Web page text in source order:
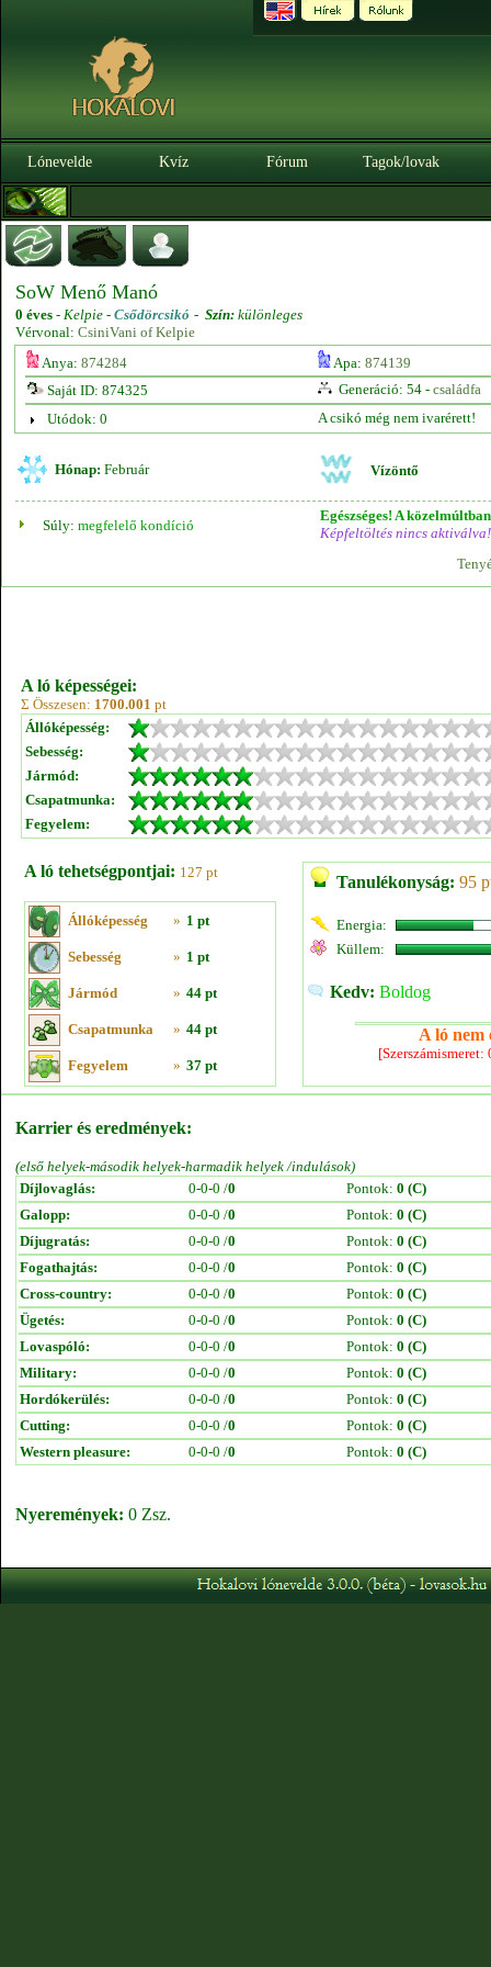
Lónevelde Kvíz Fórum Tagok/lovak
SoW Menő Manó
0 éves - Kelpie - Csődörcsikó - Szín: különleges
Vérvonal: CsiniVani of Kelpie
Anya: 874284 Apa: 874139
Saját ID: 874325
Generáció: 54 - családfa
Utódok: 0
A csikó még nem ivarérett!
Hónap: Február Vízöntő
Súly: megfelelő kondíció
Egészséges! A
Képfeltöltés nincs aktiválva!
A ló képességei:
Σ Összesen: 1700.001 pt
Állóképesség:
Sebesség:
Jármód:
Csapatmunka:
Fegyelem:
A ló tehetségpontjai: 127 pt
Állóképesség » 1 pt
Sebesség » 1 pt
Jármód » 44 pt
Csapatmunka » 44 pt
Fegyelem » 37 pt
Tanulékonyság: 95
Energia:
Küllem:
Kedv: Boldog
A ló nem
Karrier és eredmények:
(első helyek-második helyek-harmadik helyek /indulások)
Díjlovaglás:
0-0-0 /0 Pontok: 0 (C)
Galopp:
0-0-0 /0 Pontok: 0 (C)
Díjugratás:
0-0-0 /0 Pontok: 0 (C)
Fogathajtás:
0-0-0 /0 Pontok: 0 (C)
Cross-country:
0-0-0 /0 Pontok: 0 (C)
Ügetés:
0-0-0 /0 Pontok: 0 (C)
Lovaspóló:
0-0-0 /0 Pontok: 0 (C)
Military:
0-0-0 /0 Pontok: 0 (C)
Hordókerülés:
0-0-0 /0 Pontok: 0 (C)
Cutting:
0-0-0 /0 Pontok: 0 (C)
Western pleasure:
0-0-0 /0 Pontok: 0 (C)
Nyeremények: 0 Zsz.